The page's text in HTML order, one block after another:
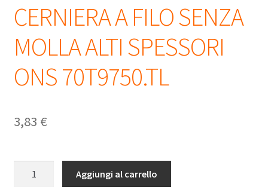
CERNIERA A FILO SENZA
MOLLA ALTI SPESSORI
ONS 70T9750.TL
3,83 €
Aggiungi al carrello